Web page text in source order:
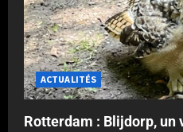
ACTUALITÉS
Rotterdam : Blijdorp, un